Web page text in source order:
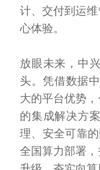
计、交付到运
心体验。
放眼未来，中
头。凭借数据
大的平台优势
的集成解决方
理、安全可靠
全国算力部署